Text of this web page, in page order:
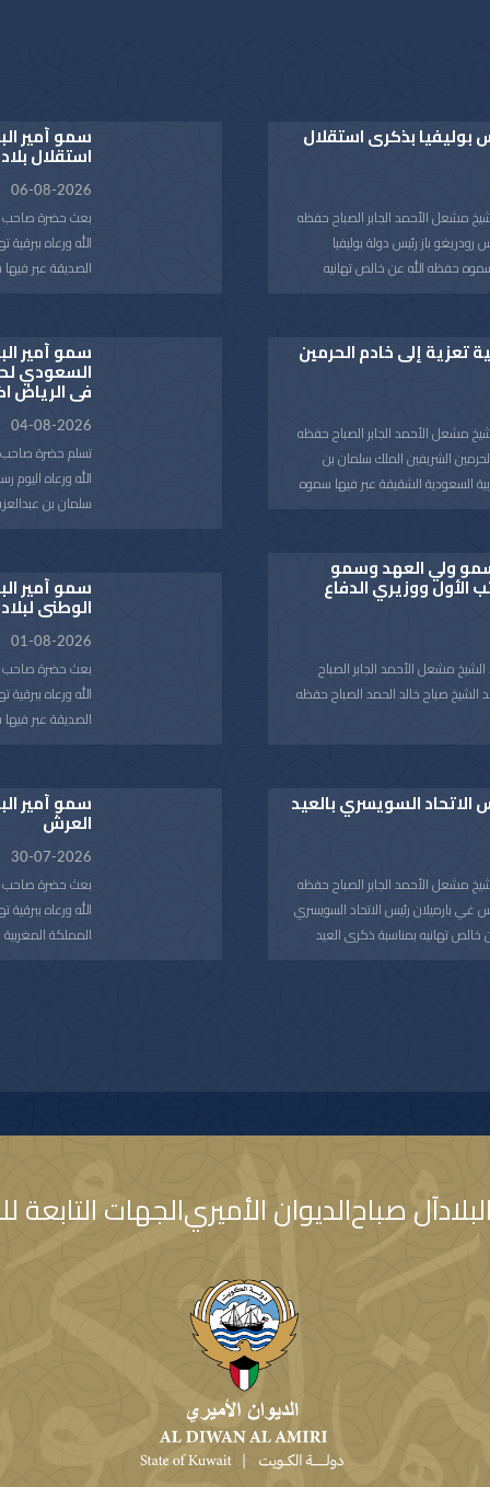
بوليفيا بذكرى استقلال
مشعل الأحمد الجابر الصباح حفظه
رودريغو باز رئيس دولة بوليفيا
حفظه الله عن خالص تهانيه
تعزية إلى خادم الحرمين
مشعل الأحمد الجابر الصباح حفظه
الشريفين الملك سلمان بن
السعودية الشقيقة عبر فيها سموه
الفقيدة بواسع رحمته ويسكنها
وذوي الفقيدة جميل الصبر
ولي العهد وسمو
الأول ووزيري الدفاع
مشعل الأحمد الجابر الصباح
الشيخ صباح خالد الحمد الصباح حفظه
الأول لرئيس مجلس الوزراء
الدفاع الشيخ عبدالله علي عبدالله
الخارجية الشيخ جراح جابر الأحمد
الاتحاد السويسري بالعيد
مشعل الأحمد الجابر الصباح حفظه
غي بارميلان رئيس الاتحاد السويسري
تهانيه بمناسبة ذكرى العيد
سمو أمير
استقلال
06-08-2026
بعث حضرة صاحب
الله ورعاه
الصديقة عبر
الصديق كل التقدم
سمو أمير
السعودي
في الرياض
04-08-2026
تسلم حضرة صاحب
الله ورعاه
سلمان بن
في العاصمة الرياض خلال الفترة
وقد قام بتسليم
دولة الكويت
حضر المقابلة
وسعادة مدير
محمد الذياب
عبدالله الأحمد
سمو أمير
الوطني
01-08-2026
بعث حضرة صاحب
الله ورعاه
الصديقة عبر
وشعبها الصديق
العرش
30-07-2026
بعث حضرة صاحب
الله ورعاه
المملكة
الكويت
والارتقاء بأطر
آل صباحالديوان الأميريالجهات التابعة